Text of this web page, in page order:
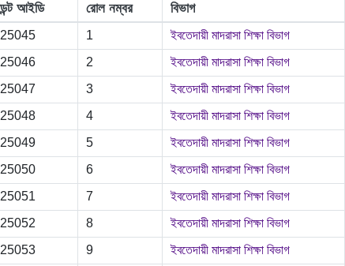
আইডি রোল নম্বর বিভাগ
1 ইবতেদায়ী মাদরাসা শিক্ষা বিভাগ
2 ইবতেদায়ী মাদরাসা শিক্ষা বিভাগ
3 ইবতেদায়ী মাদরাসা শিক্ষা বিভাগ
4 ইবতেদায়ী মাদরাসা শিক্ষা বিভাগ
5 ইবতেদায়ী মাদরাসা শিক্ষা বিভাগ
6 ইবতেদায়ী মাদরাসা শিক্ষা বিভাগ
7 ইবতেদায়ী মাদরাসা শিক্ষা বিভাগ
8 ইবতেদায়ী মাদরাসা শিক্ষা বিভাগ
9 ইবতেদায়ী মাদরাসা শিক্ষা বিভাগ